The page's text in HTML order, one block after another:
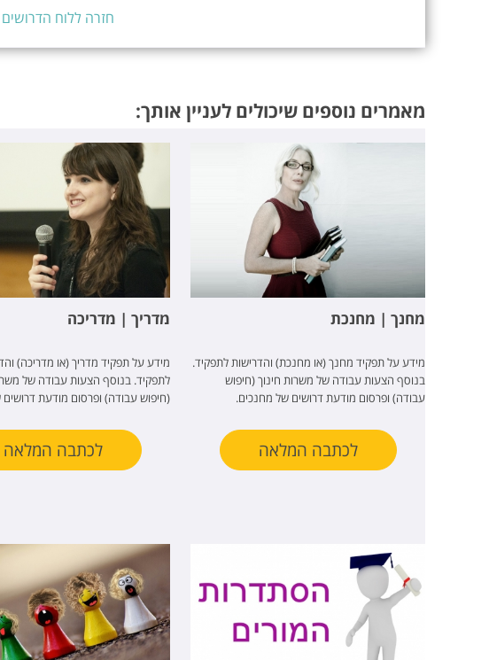
חזרה ללוח הדרושים
מאמרים נוספים שיכולים לעניין אותך:
מחנך | מחנכת
מידע על תפקיד מחנך (או מחנכת) והדרישות לתפקיד.
בנוסף הצעות עבודה של משרות חינוך (חיפוש
עבודה) ופרסום מודעת דרושים של מחנכים.
לכתבה המלאה
מדריך | מדריכה
מידע על תפקיד מדריך (או מדריכה)
לתפקיד. בנוסף הצעות עבודה של
(חיפוש עבודה) ופרסום מודעת דרושים
לכתבה המלאה